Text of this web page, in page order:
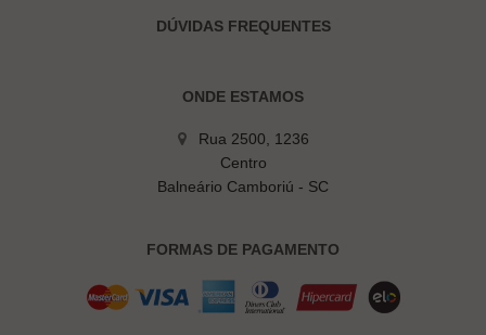
DÚVIDAS FREQUENTES
ONDE ESTAMOS
Rua 2500, 1236
Centro
Balneário Camboriú - SC
FORMAS DE PAGAMENTO